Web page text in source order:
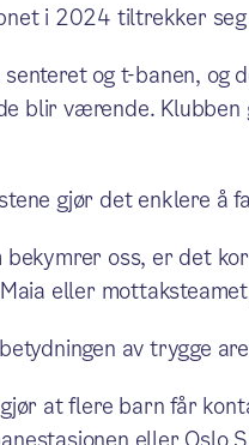
i 2024 tiltrekker
og t-banen, og
blir værende.
gjør det enklere å
bekymrer oss, er det
eller
av trygge
at flere barn får